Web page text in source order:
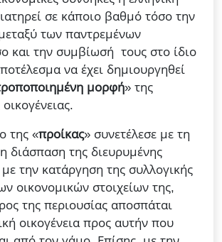
σε κάποιο βαθμό τόσο την
των παντρεμένων
και την συμβίωσή τους στο ίδιο
να έχει δημιουργηθεί
μορφή» της
της «προίκας» συνετέλεσε με τη
διάσπαση της διευρυμένης
με την κατάργηση της συλλογικής
οικονομικών στοιχείων της,
της περιουσίας αποσπάται
οικογένεια προς αυτήν που